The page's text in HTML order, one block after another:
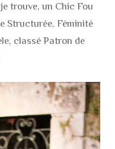
trouve, un Chic Fou
Structurée, Féminité
classé Patron de